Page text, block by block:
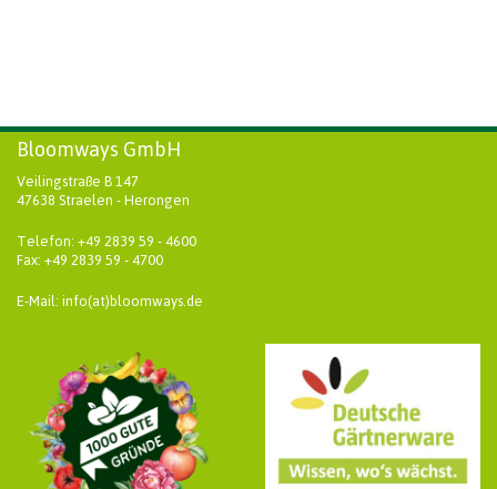
Bloomways GmbH
Veilingstraße B 147
47638 Straelen - Herongen
Telefon: +49 2839 59 - 4600
Fax: +49 2839 59 - 4700
E-Mail: info(at)bloomways.de